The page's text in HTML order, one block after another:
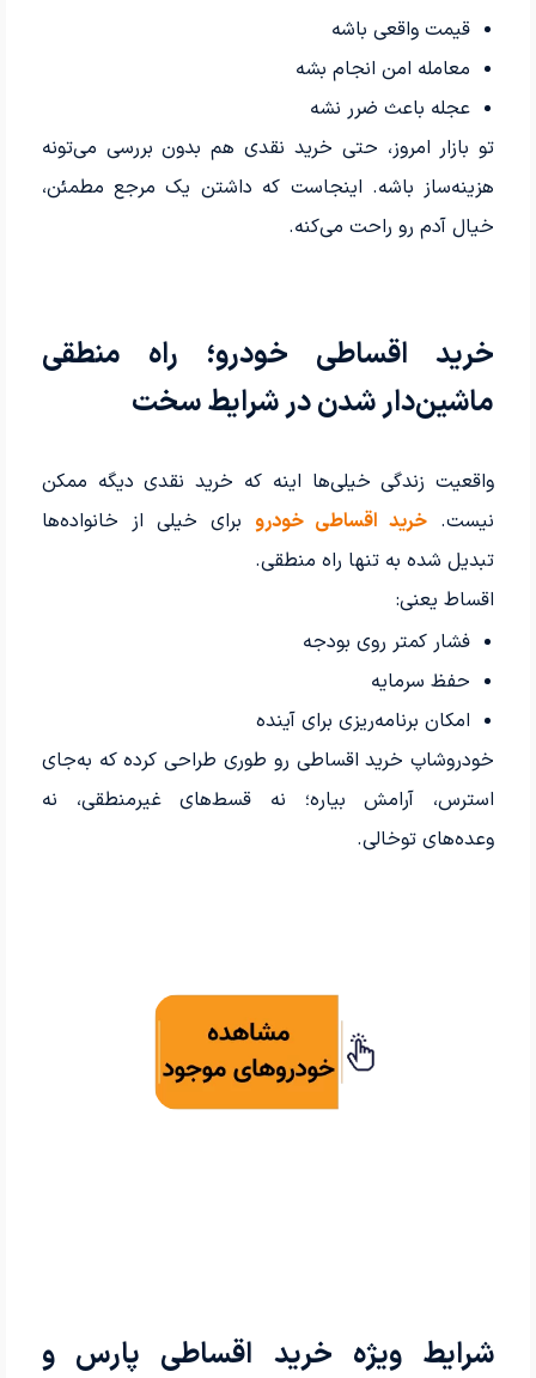
قیمت واقعی باشه
معامله امن انجام بشه
عجله باعث ضرر نشه
تو بازار امروز، حتی خرید نقدی هم بدون بررسی می‌تونه
هزینه‌ساز باشه. اینجاست که داشتن یک مرجع مطمئن،
خیال آدم رو راحت می‌کنه.
خرید اقساطی خودرو؛ راه منطقی
ماشین‌دار شدن در شرایط سخت
واقعیت زندگی خیلی‌ها اینه که خرید نقدی دیگه ممکن
نیست. خرید اقساطی خودروبرای خیلی از خانواده‌ها
تبدیل شده به تنها راه منطقی.
اقساط یعنی:
فشار کمتر روی بودجه
حفظ سرمایه
امکان برنامه‌ریزی برای آینده
خودروشاپ خرید اقساطی رو طوری طراحی کرده که به‌جای
استرس، آرامش بیاره؛ نه قسط‌های غیرمنطقی، نه
وعده‌های توخالی.
شرایط ویژه خرید اقساطی پارس و